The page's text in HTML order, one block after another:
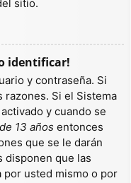
sitio.
identificar!
y contraseña. Si
Si el Sistema
y cuando se
13 años entonces
que se le darán
disponen que las
por usted mismo o por